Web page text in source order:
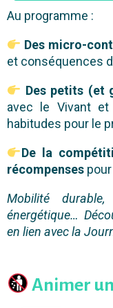
Au programme :
Des micro-
et conséquences
Des petits (et
avec le Vivant
habitudes pour le
De la
récompenses
Mobilité durable,
énergétique…
en lien avec la
Animer